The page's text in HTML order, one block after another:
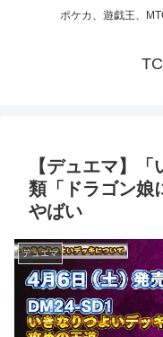
ポケカ、遊戯王、
【デュエマ】
類「ドラゴン娘
やばい
デュエマ